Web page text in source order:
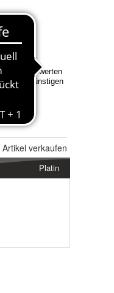
Artikel verkaufen
Platin